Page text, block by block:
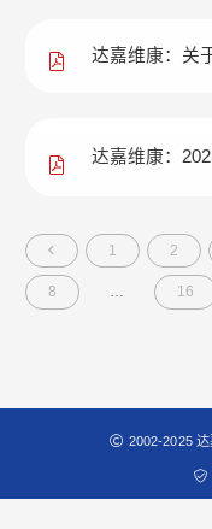
达嘉维康：关
达嘉维康：
1 2
8 … 16
2002-2025